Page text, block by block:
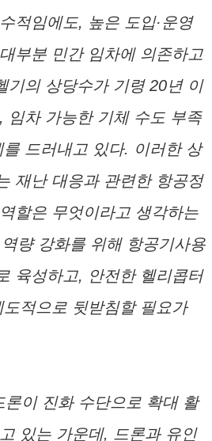
적임에도, 높은 도입·운영
부분 민간 임차에 의존하고
기의 상당수가 기령 20년 이
임차 가능한 기체 수도 부족
드러내고 있다. 이러한 상
재난 대응과 관련한 항공정
할은 무엇이라고 생각하는
량 강화를 위해 항공기사용
육성하고, 안전한 헬리콥터
적으로 뒷받침할 필요가
론이 진화 수단으로 확대 활
있는 가운데, 드론과 유인